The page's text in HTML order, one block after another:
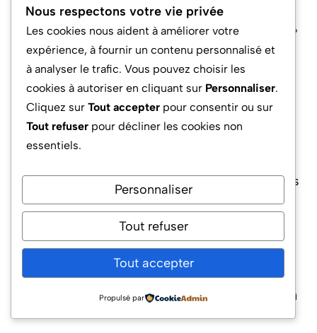
de sécurité. À titre d’anecdote, une start-up
européenne a réussi en 2025 à écourter de 30%
la durée de ses audits CoN en digitalisant ses
processus de gestion documentaire et en
intégrant la conformité comme critère de
performance pour ses équipes de
développement.
portée de tous, mais il différencie clairement les
acteurs capables de passer d’un modèle «
réactionnaire » à un modèle « proactif » : seule
une telle transformation garantit la survie sur un
marché de plus en plus mature et exigeant.
Quels sont les délais moyens d’obtention
Nous respectons votre vie privée
Les cookies nous aident à améliorer votre
expérience, à fournir un contenu personnalisé et
à analyser le trafic. Vous pouvez choisir les
cookies à autoriser en cliquant sur Personnaliser.
Cliquez sur Tout accepter pour consentir ou sur
Tout refuser pour décliner les cookies non
essentiels.
Personnaliser
Tout refuser
Tout accepter
Propulsé par